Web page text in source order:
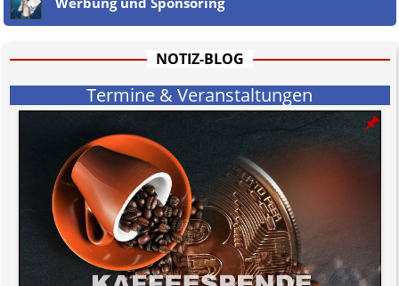
Jener Disclaimer soll sich nicht über gültiges Recht hinwegsetzen und
hat aufgrund der nicht Vertrags-gebundenen Wirksamkeit hpts.
Bitte beachten Sie in dem Zusammenhang auch unsereAGB.
NOTIZ-BLOG
Termine & Veranstaltungen